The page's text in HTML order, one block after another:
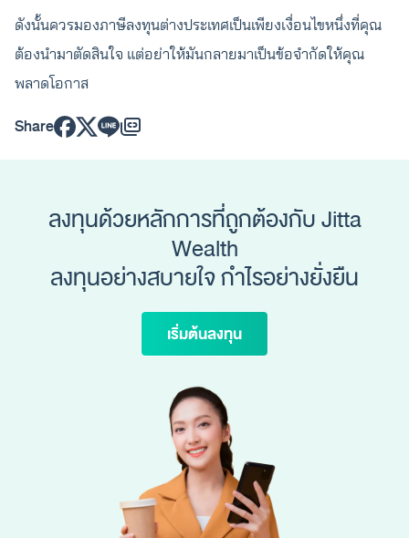
ดังนั้นควรมองภาษีลงทุนต่างประเทศเป็นเพียงเงื่อนไขหนึ่งที่คุณ
ต้องนำมาตัดสินใจ แต่อย่าให้มันกลายมาเป็นข้อจำกัดให้คุณ
พลาดโอกาส
Share
ลงทุนด้วยหลักการที่ถูกต้องกับ Jitta
Wealth
ลงทุนอย่างสบายใจ กำไรอย่างยั่งยืน
เริ่มต้นลงทุน